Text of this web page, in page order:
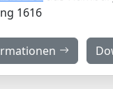
1616